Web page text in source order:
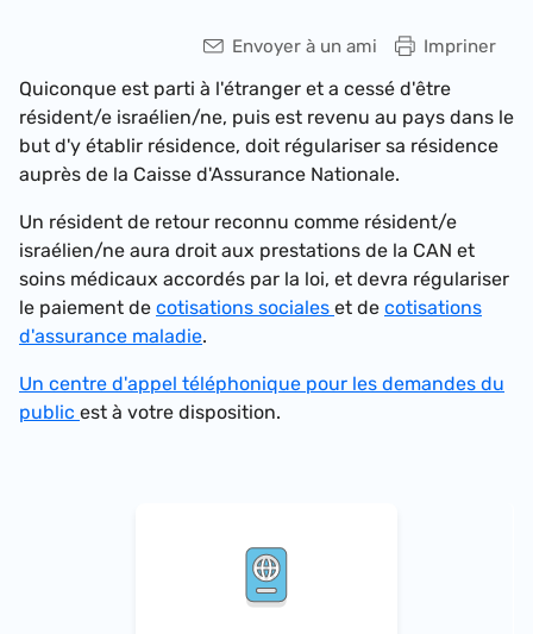
Impriner
Envoyer à un ami
Quiconque est parti à l'étranger et a cessé d'être
résident/e israélien/ne, puis est revenu au pays dans le
but d'y établir résidence, doit régulariser sa résidence
auprès de la Caisse d'Assurance Nationale.
Un résident de retour reconnu comme résident/e
israélien/ne aura droit aux prestations de la CAN et
soins médicaux accordés par la loi, et devra régulariser
le paiement de cotisations sociales et de cotisations
d'assurance maladie.
Un centre d'appel téléphonique pour les demandes du
public est à votre disposition.